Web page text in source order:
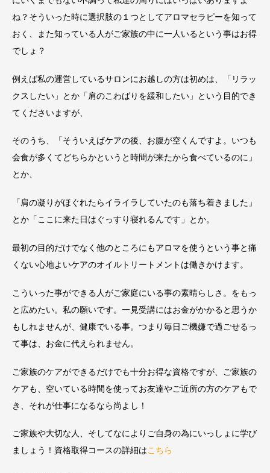
ね？そういった時に選択肢の１つとしてアロマセラピーを知って
おく、また知っている人がご家族の中に一人いるという事はお得
でしょ？
例えば私の運営しているサロンにお越しの方は初めは、「リラッ
クスしたい」とか「肩のこわばりを緩和したい」という目的でき
てくださいますが、
そのうち、「そういえばケアの後、お腹が空くんですよ。いつも
会食が多くてどちらかというと時間が来たから食べているのに」
とか、
「肩の凝りがほぐれたらイライラしていたのも落ち着きました」
とか「ここに来た日はぐっすり寝れるんです」とか。
最初の目的だけでなく他のところにもアロマを使うという事と痛
くない心地よいケアのオイルトリートメントは働きかけます。
こういった事ができる人がご家庭にいる事の素晴らしさ。をもっ
と広めたい。私の願いです。一見受講にはお金がかかると思うか
もしれませんが、健康でいる事。つまり毎日ご機嫌で過ごせるっ
て事は、お金に代えられません。
ご家族のケアができるだけでも十分お得な資格ですが、ご家族の
ケアも、空いている時間を使ってお友達やご近所の方のケアもで
き、それが仕事になるなら尚よし！
ご家族や大切な人、そしてなによりご自身の為にいっしょに学び
ましょう！資格取得コースの詳細はこちら